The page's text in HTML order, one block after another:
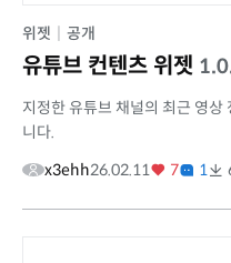
위젯 공개
유튜브 컨텐츠 위젯
지정한 유튜브 채널의 최근 영
니다.
x3ehh26.02.11 7 1